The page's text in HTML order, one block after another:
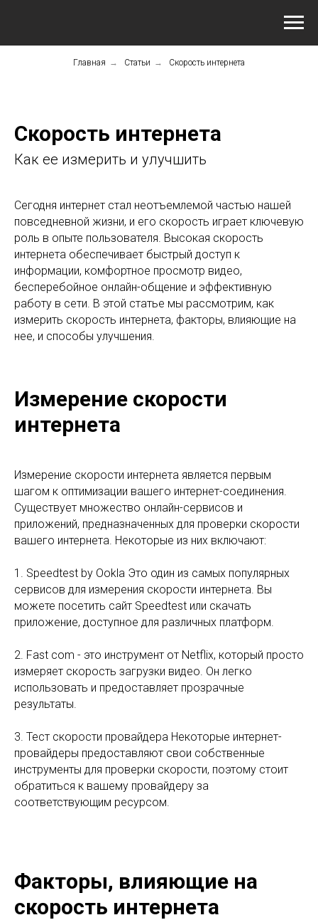
Главная → Статьи → Скорость интернета
Скорость интернета
Как ее измерить и улучшить
Сегодня интернет стал неотъемлемой частью нашей
повседневной жизни, и его скорость играет ключевую
роль в опыте пользователя. Высокая скорость
интернета обеспечивает быстрый доступ к
информации, комфортное просмотр видео,
бесперебойное онлайн-общение и эффективную
работу в сети. В этой статье мы рассмотрим, как
измерить скорость интернета, факторы, влияющие на
нее, и способы улучшения.
Измерение скорости
интернета
Измерение скорости интернета является первым
шагом к оптимизации вашего интернет-соединения.
Существует множество онлайн-сервисов и
приложений, предназначенных для проверки скорости
вашего интернета. Некоторые из них включают:
1. Speedtest by Ookla Это один из самых популярных
сервисов для измерения скорости интернета. Вы
можете посетить сайт Speedtest или скачать
приложение, доступное для различных платформ.
2. Fast com - это инструмент от Netflix, который просто
измеряет скорость загрузки видео. Он легко
использовать и предоставляет прозрачные
результаты.
3. Тест скорости провайдера Некоторые интернет-
провайдеры предоставляют свои собственные
инструменты для проверки скорости, поэтому стоит
обратиться к вашему провайдеру за
соответствующим ресурсом.
Факторы, влияющие на
скорость интернета